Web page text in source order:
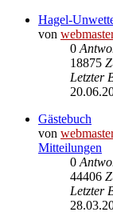
Hagel-
von
0
18875
Letzter
Gästebuch
von
Mitteilungen
0
44406
Letzter